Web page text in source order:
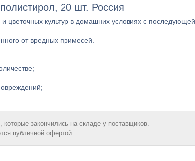
20 шт. Россия
культур в домашних условиях с последующей
от вредных примесей.
закончились на складе у поставщиков.
публичной офертой.